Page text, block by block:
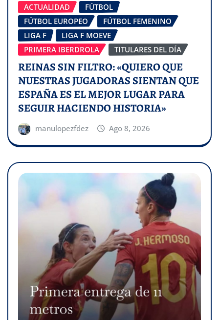
ACTUALIDAD
FÚTBOL
FÚTBOL EUROPEO
FÚTBOL FEMENINO
LIGA F
LIGA F MOEVE
PRIMERA IBERDROLA
TITULARES DEL DÍA
REINAS SIN FILTRO: «QUIERO QUE
NUESTRAS JUGADORAS SIENTAN QUE
ESPAÑA ES EL MEJOR LUGAR PARA
SEGUIR HACIENDO HISTORIA»
manulopezfdez Ago 8, 2026